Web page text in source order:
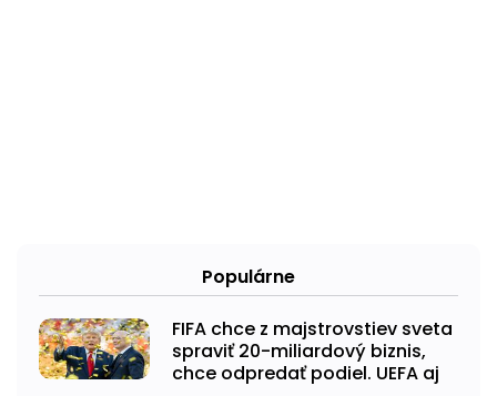
Populárne
FIFA chce z majstrovstiev sveta
spraviť 20-miliardový biznis,
chce odpredať podiel. UEFA aj